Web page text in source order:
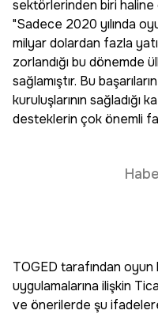
sektörlerinden biri
"Sadece 2020 yılında
milyar dolardan fazla
zorlandığı bu dönemde
sağlamıştır. Bu
kuruluşlarının sağladığı
desteklerin çok önemli
TOGED tarafından oyun
uygulamalarına ilişkin
ve önerilerde şu